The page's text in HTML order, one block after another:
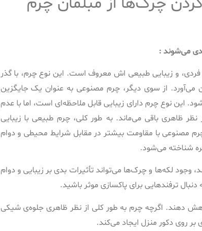
می‌شوند :
و زیبایی طبیعی اش معروف است. این نوع چرم، با گذر
می‌آورد. از سوی دیگر، چرم مصنوعی به عنوان یک جایگزین
نوع چرم دارای زیبایی قابل ملاحظه‌ای است، اما با عدم
ظاهری باقی می‌ماند. به طور کلی، چرم طبیعی با زیبایی
مصنوعی با مقاومت بیشتر در مقابل شرایط محیطی و دوام
شناخته می‌شود.
وجود لکه‌ها و چرک‌ها می‌تواند تأثیرات بدی بر زیبایی و دوام
ترفندهایی برای پاکسازی موثر باشید.
دهند. اگرچه چرم به طور کلی از نظر ظاهری جلوه‌ی شیکی
بر روی دکور منزل ایجاد می‌کند.